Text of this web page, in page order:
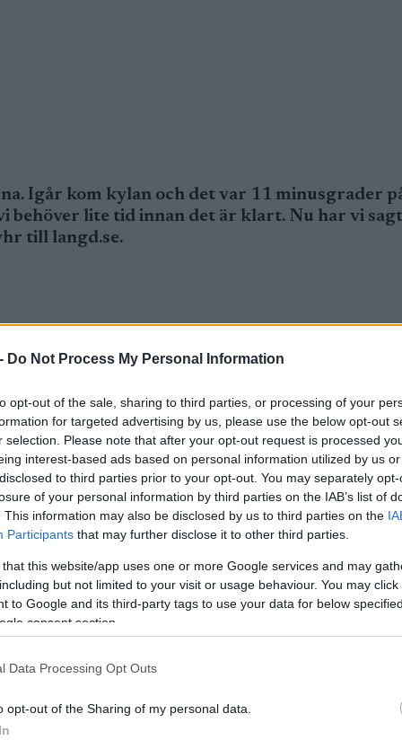
Do Not Process My Personal Information
opt-out of the sale, sharing to third parties, or processing of your
for targeted advertising by us, please use the below opt-out
selection. Please note that after your opt-out request is processed
interest-based ads based on personal information utilized by us
to third parties prior to your opt-out. You may separately
of your personal information by third parties on the IAB’s list of
This information may also be disclosed by us to third parties on the
Participants that may further disclose it to other third parties.
that this website/app uses one or more Google services and may
but not limited to your visit or usage behaviour. You may
to Google and its third-party tags to use your data for below
consent section.
Data Processing Opt Outs
opt-out of the Sharing of my personal data.
Igår kom kylan och det var 11 minusgrader
behöver lite tid innan det är klart. Nu har vi
till langd.se.
Igår kom kylan och det var 11 minusgrader på
vi sagt att vi har spår klara på söndag, säger
Bruksvallarna som fick lite natursnö samt
flera anläggningar gick snökanonerna, men det
som de flesta längdåkarna har tänkt sig.
öppnar på måndag och det är mycket folk som
onsdagen.
mellan varje kanon och vi har sprutat den
det den nedre delen av banan. Men det är inte
på två dagar som det har sagts tidigare.
full kapacitet, berättar Magnus.